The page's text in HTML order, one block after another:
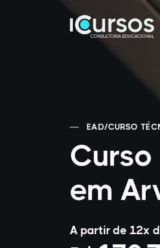
EAD/CURSO
em
A partir de 12x